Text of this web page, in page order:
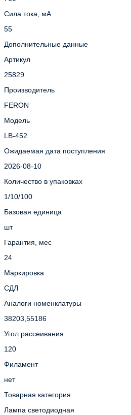
Сила тока, мА
55
Дополнительные данные
Артикул
25829
Производитель
FERON
Модель
LB-452
Ожидаемая дата поступления
2026-08-10
Количество в упаковках
1/10/100
Базовая единица
шт
Гарантия, мес
24
Маркировка
СДЛ
Аналоги номенклатуры
38203,55186
Угол рассеивания
120
Филамент
нет
Товарная категория
Лампа светодиодная